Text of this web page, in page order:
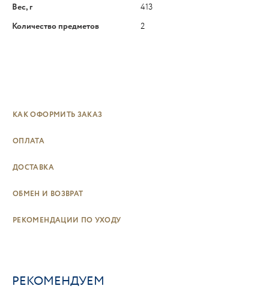
Вес, г
413
Количество предметов
2
КАК ОФОРМИТЬ ЗАКАЗ
ОПЛАТА
ДОСТАВКА
ОБМЕН И ВОЗВРАТ
РЕКОМЕНДАЦИИ ПО УХОДУ
РЕКОМЕНДУЕМ